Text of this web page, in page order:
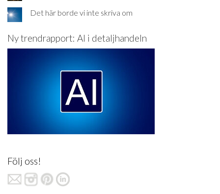
Det här borde vi inte skriva om
Ny trendrapport: AI i detaljhandeln
Följ oss!